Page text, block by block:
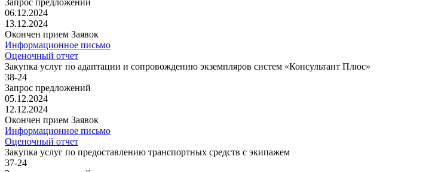
06.12.2024
13.12.2024
Окончен прием Заявок
Информационное письмо
Оценочный отчет
Закупка услуг по адаптации и сопровождению экземпляров систем «Консультант Плюс»
38-24
Запрос предложений
05.12.2024
12.12.2024
Окончен прием Заявок
Информационное письмо
Оценочный отчет
Закупка услуг по предоставлению транспортных средств с экипажем
37-24